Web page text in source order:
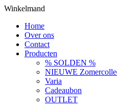
Winkelmand
Home
Over ons
Contact
Producten
% SOLDEN %
NIEUWE
Varia
Cadeaubon
OUTLET